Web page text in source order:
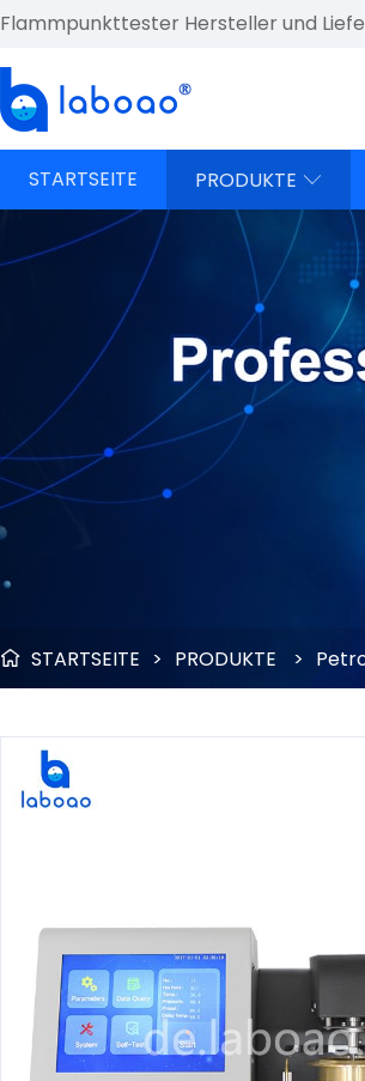
Flammpunkttester Hersteller und
STARTSEITE PRODUKTE 
 STARTSEITE > PRODUKTE >